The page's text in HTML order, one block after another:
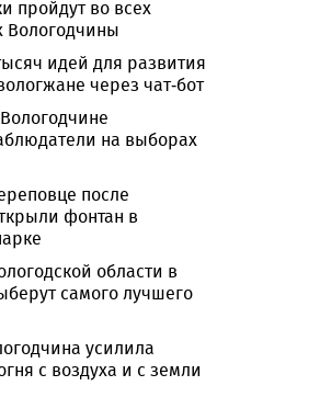
пройдут во всех
Вологодчины
идей для развития
через чат-бот
на выборах
после
фонтан в
области в
самого лучшего
усилила
с воздуха и с земли